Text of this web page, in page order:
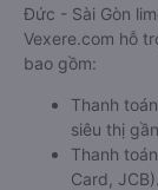
Đức - Sài Gòn
Vexere.com hỗ
bao gồm:
Thanh
siêu thị
Thanh
Card, JCB).